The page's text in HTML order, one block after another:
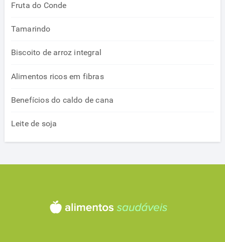
Fruta do Conde
Tamarindo
Biscoito de arroz integral
Alimentos ricos em fibras
Benefícios do caldo de cana
Leite de soja